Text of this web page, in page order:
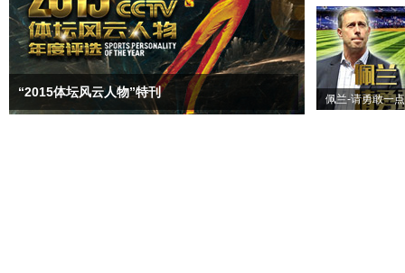
“2015体坛风云人物”特刊 佩兰-请勇敢一点